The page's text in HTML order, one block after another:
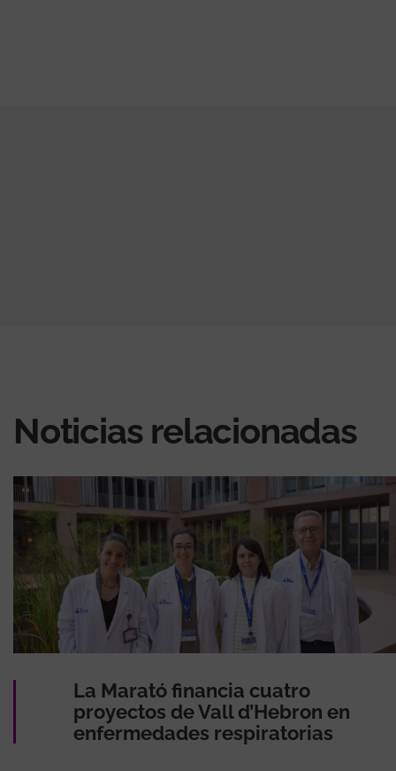
Noticias relacionadas
La Marató financia cuatro
proyectos de Vall d’Hebron en
enfermedades respiratorias